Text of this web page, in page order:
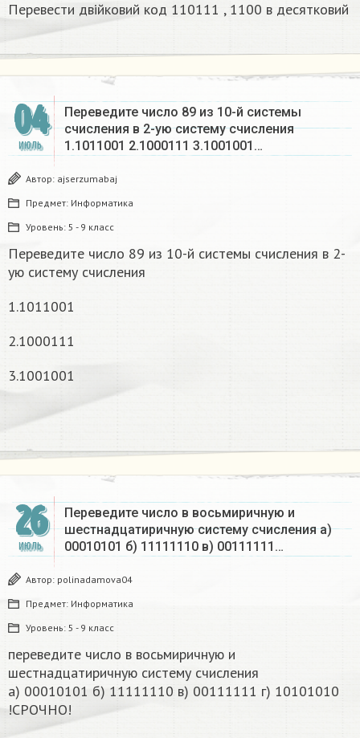
Перевести двійковий код 110111 , 1100 в десятковий
04
ИЮЛЬ
Переведите число 89 из 10-й системы
счисления в 2-ую систему счисления
1.1011001 2.1000111 3.1001001…
Автор: ajserzumabaj
Предмет: Информатика
Уровень: 5 - 9 класс
Переведите число 89 из 10-й системы счисления в 2-
ую систему счисления
1.1011001
2.1000111
3.1001001
26
ИЮЛЬ
Переведите число в восьмиричную и
шестнадцатиричную систему счисления а)
00010101 б) 11111110 в) 00111111…
Автор: polinadamova04
Предмет: Информатика
Уровень: 5 - 9 класс
переведите число в восьмиричную и
шестнадцатиричную систему счисления
а) 00010101 б) 11111110 в) 00111111 г) 10101010​
!СРОЧНО!